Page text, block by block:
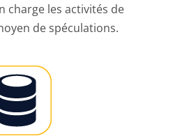
charge les activités de
de spéculations.